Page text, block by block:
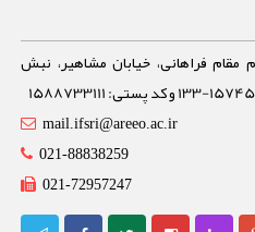
مقام فراهانی، خیابان مشاهیر، نبش
mail.ifsri@areeo.ac.ir
021-88838259
021-72957247